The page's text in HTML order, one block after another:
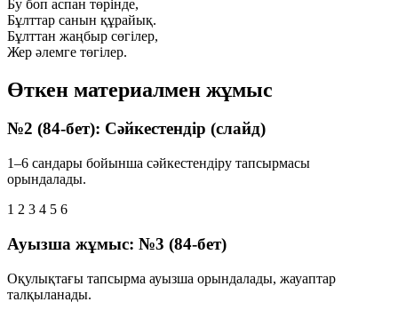
Бу боп аспан төрінде,
Бұлттар санын құрайық.
Бұлттан жаңбыр сөгілер,
Жер әлемге төгілер.
Өткен материалмен жұмыс
№2 (84-бет): Сәйкестендір (слайд)
1–6 сандары бойынша сәйкестендіру тапсырмасы
орындалады.
1 2 3 4 5 6
Ауызша жұмыс: №3 (84-бет)
Оқулықтағы тапсырма ауызша орындалады, жауаптар
талқыланады.